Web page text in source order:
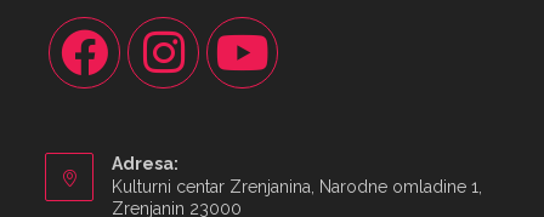
Adresa:
Kulturni centar Zrenjanina, Narodne omladine 1,
Zrenjanin 23000